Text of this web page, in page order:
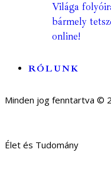
Világa
bármely
online!
RÓLUNK
Minden jog fenntartva ©
Élet és Tudomány